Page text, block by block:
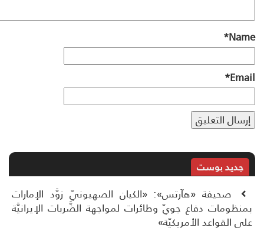
*
*
جديد بوست
صحيفة «هآرتس»: «الكيان الصهيونيّ زوَّد الإمارات
دفاع جويّ وطائرات لمواجهة الضَّربات الإيرانيَّة
القواعد الأمريكيّة»